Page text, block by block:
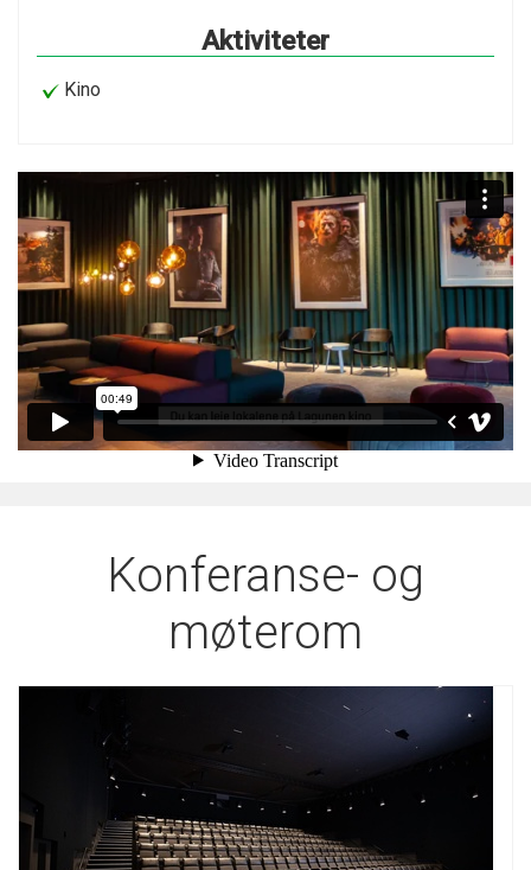
Aktiviteter
Kino
Konferanse- og
møterom